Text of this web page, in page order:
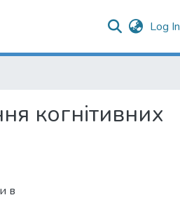
Log In
когнітивних
в